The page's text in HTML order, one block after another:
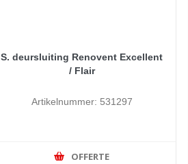
S. deursluiting Renovent Excellent
/ Flair
Artikelnummer: 531297
OFFERTE